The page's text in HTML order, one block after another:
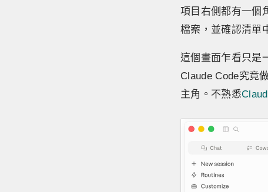
項目右側都有一個
檔案，並確認清單
這個畫面乍看只是
Claude Code究竟
主角。不熟悉